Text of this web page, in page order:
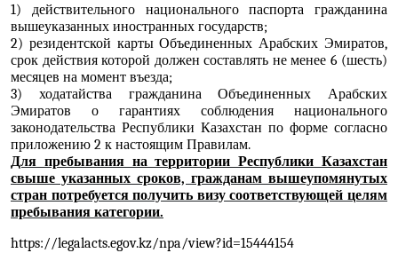
1) действительного национального паспорта гражданина
вышеуказанных иностранных государств;
2) резидентской карты Объединенных Арабских Эмиратов,
срок действия которой должен составлять не менее 6 (шесть)
месяцев на момент въезда;
3) ходатайства гражданина Объединенных Арабских
Эмиратов о гарантиях соблюдения национального
законодательства Республики Казахстан по форме согласно
приложению 2 к настоящим Правилам.
Для пребывания на территории Республики Казахстан
свыше указанных сроков, гражданам вышеупомянутых
стран потребуется получить визу соответствующей целям
пребывания категории.
https://legalacts.egov.kz/npa/view?id=15444154